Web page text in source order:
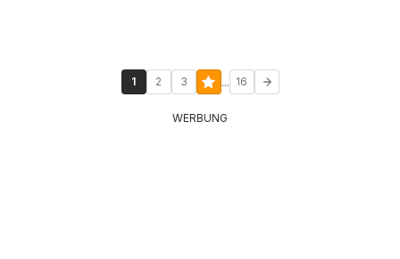
1 2 3 ... 16
WERBUNG